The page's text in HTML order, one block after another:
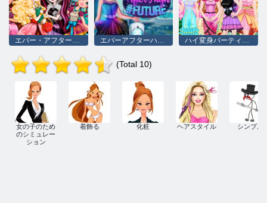
エバー・アフター・ハイ：アドベンチャー エバーアフターハイ#future ハイ変身パーティーの後
(Total 10)
女の子のため
のシミュレー
ション
着飾る 化粧 ヘアスタイル シンプル